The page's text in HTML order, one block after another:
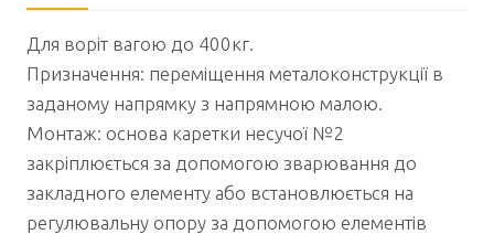
Для воріт вагою до 400кг.
Призначення: переміщення металоконструкції в
заданому напрямку з напрямною малою.
Монтаж: основа каретки несучої №2
закріплюється за допомогою зварювання до
закладного елементу або встановлюється на
регулювальну опору за допомогою елементів